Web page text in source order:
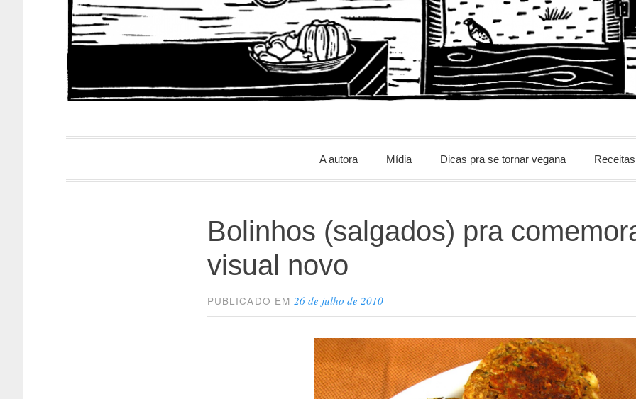
PapacapimA autora Mídia Dicas pra se tornar vegana Receitas
Bolinhos (salgados) pra
visual novo
PUBLICADO EM26 de julho de 2010